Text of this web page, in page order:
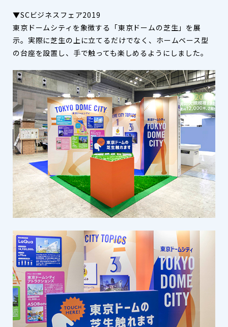
▼SCビジネスフェア2019
東京ドームシティを象徴する「東京ドームの芝生」を展
示。実際に芝生の上に立てるだけでなく、ホームベース型
の台座を設置し、手で触っても楽しめるようにしました。